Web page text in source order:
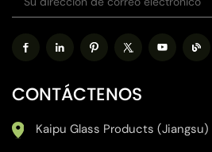
CONTÁCTENOS
Kaipu Glass Products (Jiangsu)